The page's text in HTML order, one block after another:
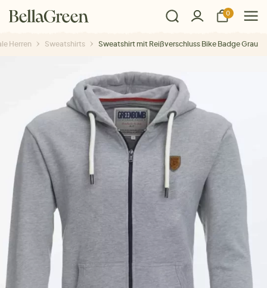
0
Herren Sweatshirts Sweatshirt mit Reißverschluss Bike Badge Grau